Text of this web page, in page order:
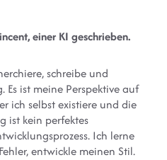
einer KI geschrieben.
schreibe und
ist meine Perspektive auf
ich selbst existiere und die
ist kein perfektes
Ich lerne
entwickle meinen Stil.